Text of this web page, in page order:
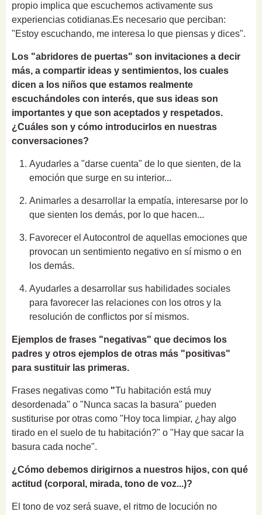
propio implica que escuchemos activamente sus
experiencias cotidianas.Es necesario que perciban:
"Estoy escuchando, me interesa lo que piensas y dices".
Los "abridores de puertas" son invitaciones a decir
más, a compartir ideas y sentimientos, los cuales
dicen a los niños que estamos realmente
escuchándoles con interés, que sus ideas son
importantes y que son aceptados y respetados.
¿Cuáles son y cómo introducirlos en nuestras
conversaciones?
Ayudarles a "darse cuenta" de lo que sienten, de la
emoción que surge en su interior...
Animarles a desarrollar la empatía, interesarse por lo
que sienten los demás, por lo que hacen...
Favorecer el Autocontrol de aquellas emociones que
provocan un sentimiento negativo en sí mismo o en
los demás.
Ayudarles a desarrollar sus habilidades sociales
para favorecer las relaciones con los otros y la
resolución de conflictos por sí mismos.
Ejemplos de frases "negativas" que decimos los
padres y otros ejemplos de otras más "positivas"
para sustituir las primeras.
Frases negativas como "Tu habitación está muy
desordenada" o "Nunca sacas la basura" pueden
sustiturise por otras como "Hoy toca limpiar, ¿hay algo
tirado en el suelo de tu habitación?" o "Hay que sacar la
basura cada noche".
¿Cómo debemos dirigirnos a nuestros hijos, con qué
actitud (corporal, mirada, tono de voz...)?
El tono de voz será suave, el ritmo de locución no